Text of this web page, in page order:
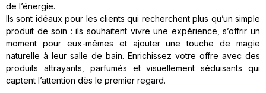
de l’énergie.
Ils sont idéaux pour les clients qui recherchent plus qu’un simple
produit de soin : ils souhaitent vivre une expérience, s’offrir un
moment pour eux-mêmes et ajouter une touche de magie
naturelle à leur salle de bain. Enrichissez votre offre avec des
produits attrayants, parfumés et visuellement séduisants qui
captent l’attention dès le premier regard.